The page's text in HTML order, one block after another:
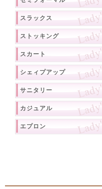
スラックス
ストッキング
スカート
シェィプアップ
サニタリー
カジュアル
エプロン